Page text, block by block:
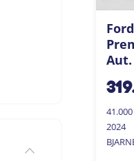
Aut.
2024